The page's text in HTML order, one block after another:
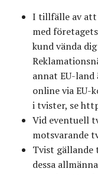
I tillfälle av att
med
kund vända
annat EU-land
online via EU-
i tvister, se
Vid eventuell
motsvarande
Tvist
dessa